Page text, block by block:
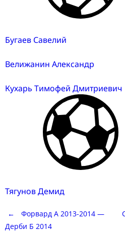
Бугаев Савелий
Велижанин Александр
Кухарь Тимофей Дмитриевич
Тягунов Демид
Post
←
Форвард А 2013-2014 —
Дерби Б 2014